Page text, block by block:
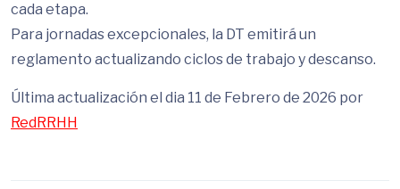
cada etapa.
Para jornadas excepcionales, la DT emitirá un
reglamento actualizando ciclos de trabajo y descanso.
Última actualización el dia 11 de Febrero de 2026 por
RedRRHH